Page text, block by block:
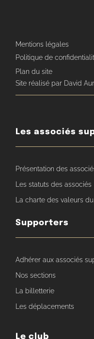
Mentions légales
Politique de
Plan du site
Site réalisé par David
Les associés
Présentation des
Les statuts des associés
La charte des valeurs
Supporters
Adhérer aux associés
Nos sections
La billetterie
Les déplacements
Le club